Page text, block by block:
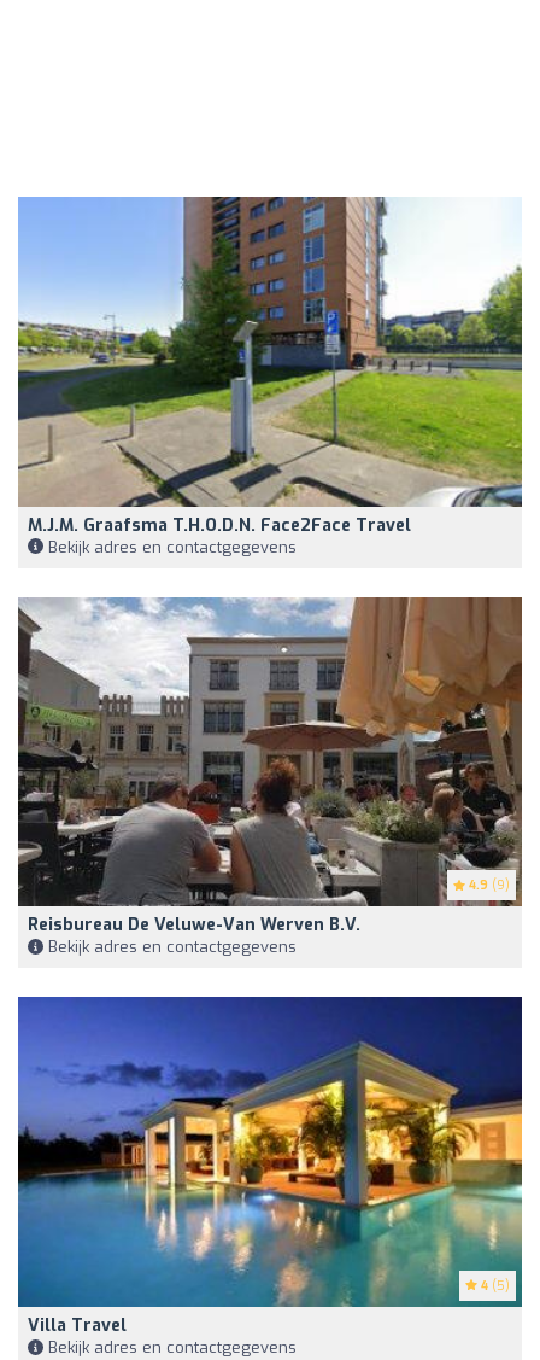
M.J.M. Graafsma T.h.o.d.n. Face2Face Travel
Bekijk adres en contactgegevens
4.9 (9)
Reisbureau De Veluwe-Van Werven B.V.
Bekijk adres en contactgegevens
4 (5)
Villa Travel
Bekijk adres en contactgegevens